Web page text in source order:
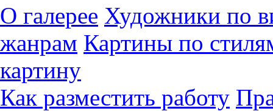
О галерее Художники по
жанрам Картины по
картину
Как разместить работу